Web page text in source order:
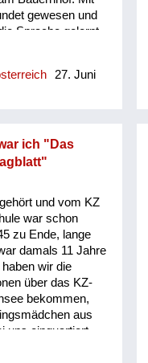
gewesen und
Sprache gelernt.
dann zum
Barackenlager
Kleine war
gewusst
und er ist ihm
zu dem
dem
27. Juni
ich "Das
und vom KZ
war schon
zu Ende, lange
damals 11 Jahre
wir die
über das KZ-
bekommen,
aus
uns einquartiert